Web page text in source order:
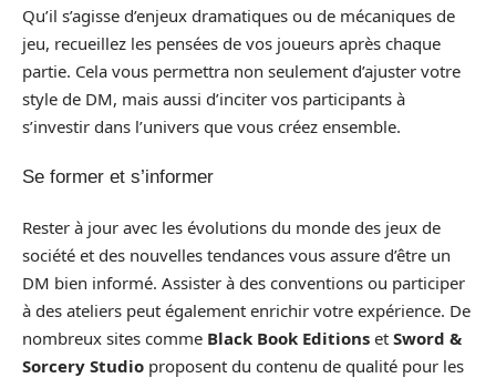
Qu’il s’agisse d’enjeux dramatiques ou de mécaniques de
jeu, recueillez les pensées de vos joueurs après chaque
partie. Cela vous permettra non seulement d’ajuster votre
style de DM, mais aussi d’inciter vos participants à
s’investir dans l’univers que vous créez ensemble.
Se former et s’informer
Rester à jour avec les évolutions du monde des jeux de
société et des nouvelles tendances vous assure d’être un
DM bien informé. Assister à des conventions ou participer
à des ateliers peut également enrichir votre expérience. De
nombreux sites comme Black Book Editions et Sword &
Sorcery Studio proposent du contenu de qualité pour les